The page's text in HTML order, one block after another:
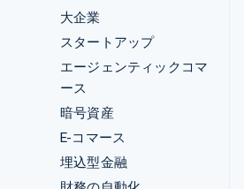
大企業
スタートアップ
エージェンティックコマ
ース
暗号資産
E-コマース
埋込型金融